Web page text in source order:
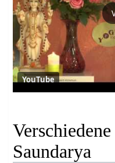
YouTube
Saundarya